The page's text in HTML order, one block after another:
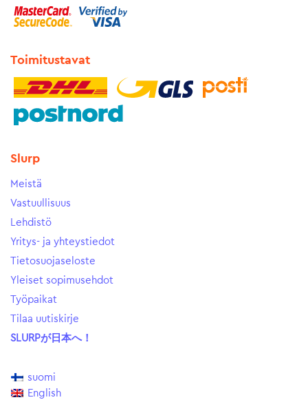
Toimitustavat
Slurp
Meistä
Vastuullisuus
Lehdistö
Yritys- ja yhteystiedot
Tietosuojaseloste
Yleiset sopimusehdot
Työpaikat
Tilaa uutiskirje
SLURPが日本へ！
suomi
English